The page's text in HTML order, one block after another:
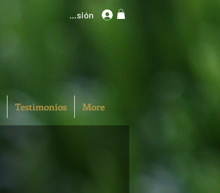
Iniciar sesión
Testimonios More